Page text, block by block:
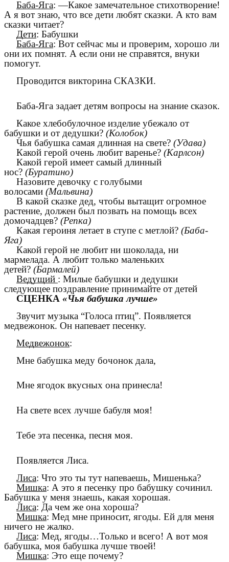
Баба-Яга: —Какое замечательное стихотворение!
А я вот знаю, что все дети любят сказки. А кто вам
сказки читает?
Дети: Бабушки
Баба-Яга: Вот сейчас мы и проверим, хорошо ли
они их помнят. А если они не справятся, внуки
помогут.
Проводится викторина СКАЗКИ.
Баба-Яга задает детям вопросы на знание сказок.
Какое хлебобулочное изделие убежало от
бабушки и от дедушки? (Колобок)
Чья бабушка самая длинная на свете? (Удава)
Какой герой очень любит варенье? (Карлсон)
Какой герой имеет самый длинный
нос? (Буратино)
Назовите девочку с голубыми
волосами (Мальвина)
В какой сказке дед, чтобы вытащит огромное
растение, должен был позвать на помощь всех
домочадцев? (Репка)
Какая героиня летает в ступе с метлой? (Баба-
Яга)
Какой герой не любит ни шоколада, ни
мармелада. А любит только маленьких
детей? (Бармалей)
Ведущий : Милые бабушки и дедушки
следующее поздравление принимайте от детей
СЦЕНКА «Чья бабушка лучше»
Звучит музыка “Голоса птиц”. Появляется
медвежонок. Он напевает песенку.
Медвежонок:
Мне бабушка меду бочонок дала,
Мне ягодок вкусных она принесла!
На свете всех лучше бабуля моя!
Тебе эта песенка, песня моя.
Появляется Лиса.
Лиса: Что это ты тут напеваешь, Мишенька?
Мишка: А это я песенку про бабушку сочинил.
Бабушка у меня знаешь, какая хорошая.
Лиса: Да чем же она хороша?
Мишка: Мед мне приносит, ягоды. Ей для меня
ничего не жалко.
Лиса: Мед, ягоды…Только и всего! А вот моя
бабушка, моя бабушка лучше твоей!
Мишка: Это еще почему?